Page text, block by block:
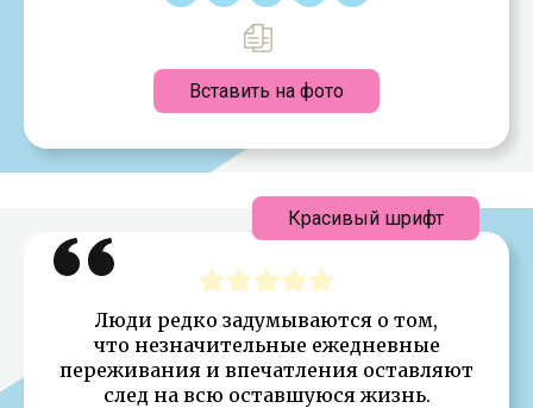
Вставить на фото
Люди редко задумываются о том,
что незначительные ежедневные
переживания и впечатления оставляют
след на всю оставшуюся жизнь.
Красивый шрифт